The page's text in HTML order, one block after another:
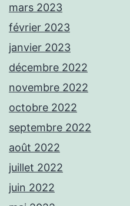
mars 2023
février 2023
janvier 2023
décembre 2022
novembre 2022
octobre 2022
septembre 2022
août 2022
juillet 2022
juin 2022